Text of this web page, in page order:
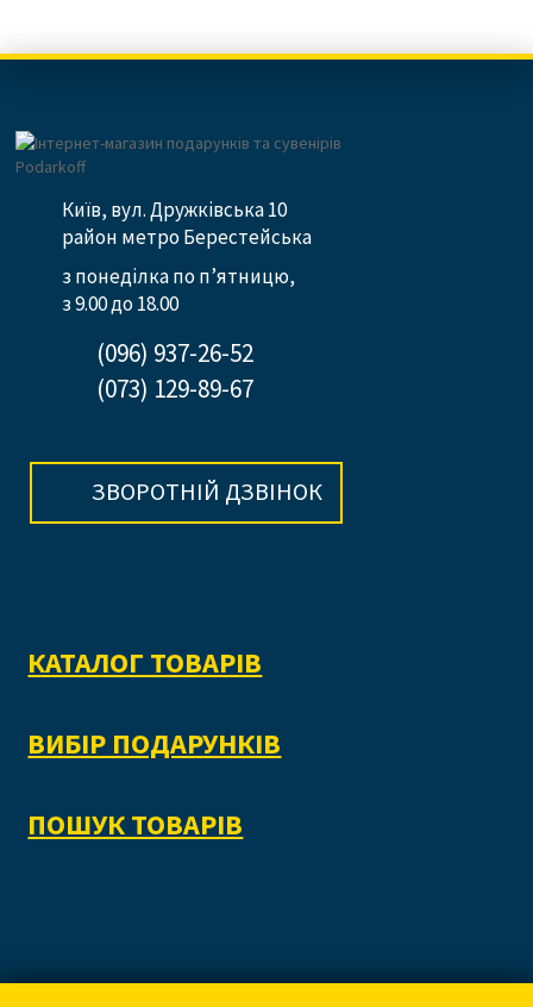
Київ, вул. Дружківська 10
район метро Берестейська
з понеділка по п’ятницю,
з 9.00 до 18.00
(096) 937-26-52
(073) 129-89-67
ЗВОРОТНІЙ ДЗВІНОК
КАТАЛОГ ТОВАРІВ
ВИБІР ПОДАРУНКІВ
ПОШУК ТОВАРІВ